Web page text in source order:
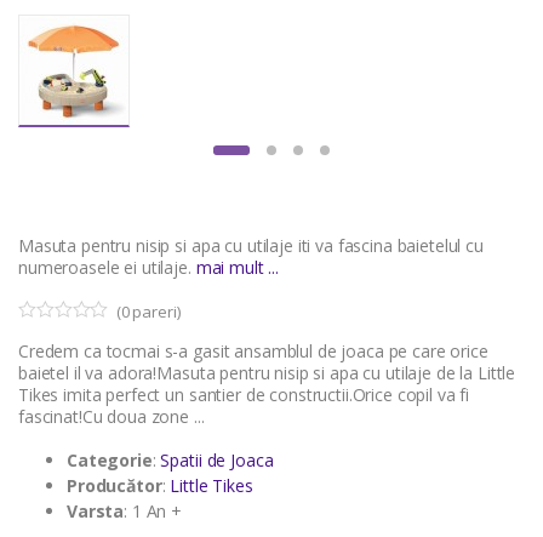
Masuta pentru nisip si apa cu utilaje iti va fascina baietelul cu
numeroasele ei utilaje. mai mult ...
o
u
t
o
f
(0pareri)
Credem ca tocmai s-a gasit ansamblul de joaca pe care orice
baietel il va adora!Masuta pentru nisip si apa cu utilaje de la Little
Tikes imita perfect un santier de constructii.Orice copil va fi
fascinat!Cu doua zone ...
Categorie:Spatii de Joaca
Producător: Little Tikes
Varsta: 1 An +